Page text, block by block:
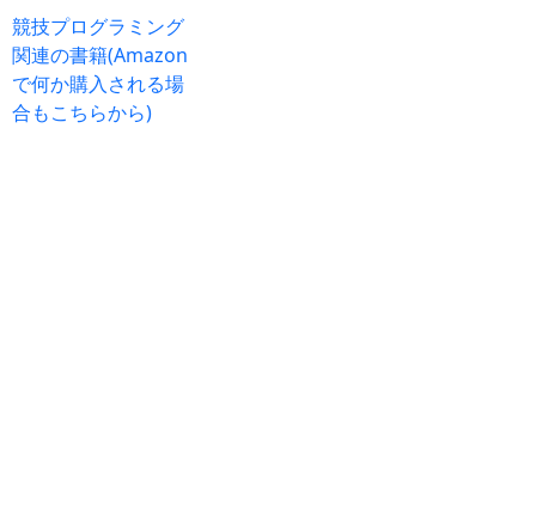
競技プログラミング
関連の書籍(Amazon
で何か購入される場
合もこちらから)